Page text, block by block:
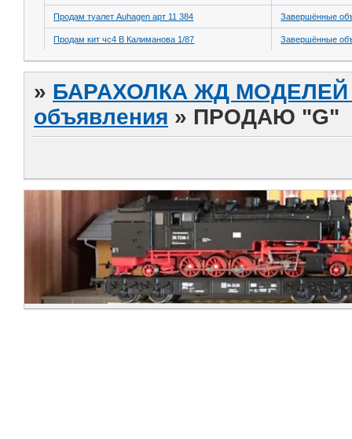
Продам туалет Auhagen арт 11 384 Завершённые
Продам кит чс4 В Калиманова 1/87 Завершённые
» БАРАХОЛКА ЖД МОДЕЛЕЙ
объявления » ПРОДАЮ "G"